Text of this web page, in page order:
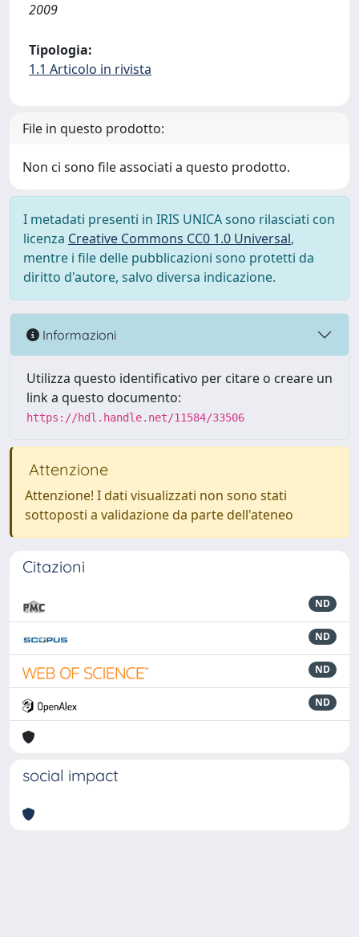
2009
Tipologia:
1.1 Articolo in rivista
File in questo prodotto:
Non ci sono file associati a questo prodotto.
I metadati presenti in IRIS UNICA sono rilasciati con
licenza Creative Commons CC0 1.0 Universal,
mentre i file delle pubblicazioni sono protetti da
diritto d'autore, salvo diversa indicazione.
Informazioni
Utilizza questo identificativo per citare o creare un
link a questo documento:
https://hdl.handle.net/11584/33506
Attenzione
Attenzione! I dati visualizzati non sono stati
sottoposti a validazione da parte dell'ateneo
Citazioni
ND
ND
ND
ND
social impact